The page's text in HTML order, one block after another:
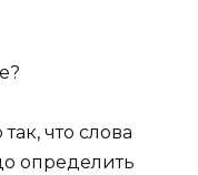
что слова
определить